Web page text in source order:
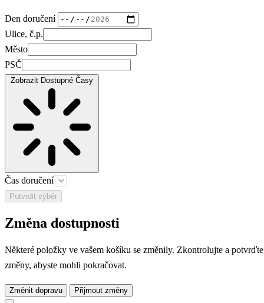
Den doručení
Ulice, č.p.
Město
PSČ
Zobrazit Dostupné Časy
Čas doručení
Potvrdit výběr
Změna dostupnosti
Některé položky ve vašem košíku se změnily. Zkontrolujte a potvrďte
změny, abyste mohli pokračovat.
Změnit dopravu Přijmout změny